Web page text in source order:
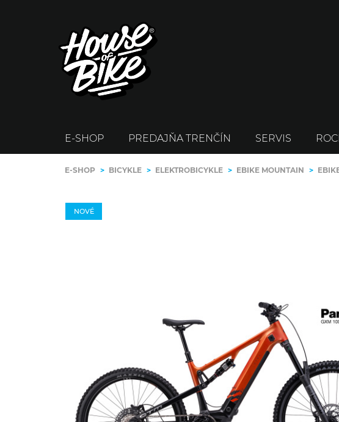
E-SHOP PREDAJŇA TRENČÍN SERVIS
E-SHOP > BICYKLE > ELEKTROBICYKLE > EBIKE MOUNTAIN >
NOVÉ